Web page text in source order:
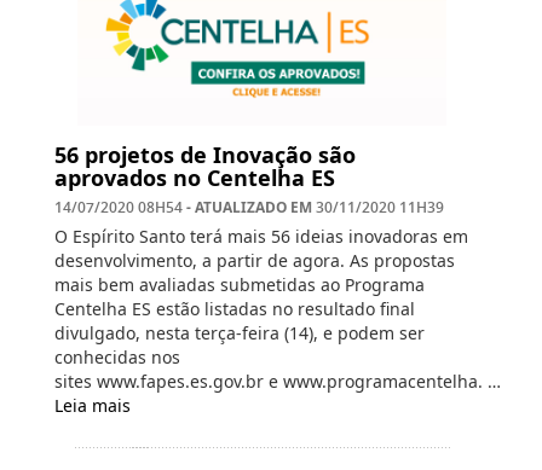
56 projetos de Inovação são
aprovados no Centelha ES
14/07/2020 08H54- ATUALIZADO EM 30/11/2020 11H39
O Espírito Santo terá mais 56 ideias inovadoras em
desenvolvimento, a partir de agora. As propostas
mais bem avaliadas submetidas ao Programa
Centelha ES estão listadas no resultado final
divulgado, nesta terça-feira (14), e podem ser
conhecidas nos
sites www.fapes.es.gov.br e www.programacentelha. …
Leia mais